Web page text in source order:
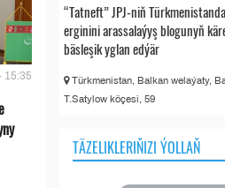
15:35
“Tatneft” JPJ-niň
erginini arassalaýyş blogunyň
bäsleşik yglan edýär
Türkmenistan, Balkan welaýaty,
T.Satylow köçesi, 59
TÄZELIKLERIŇIZI ÝOLLAŇ